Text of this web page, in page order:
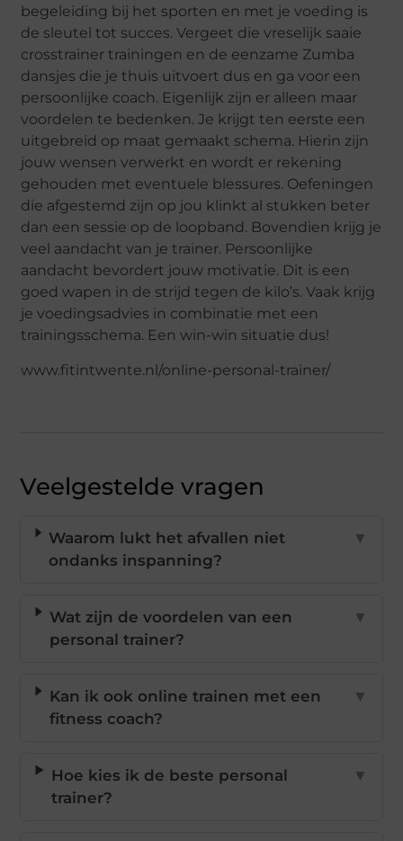
begeleiding bij het sporten en met je voeding is
de sleutel tot succes. Vergeet die vreselijk saaie
crosstrainer trainingen en de eenzame Zumba
dansjes die je thuis uitvoert dus en ga voor een
persoonlijke coach. Eigenlijk zijn er alleen maar
voordelen te bedenken. Je krijgt ten eerste een
uitgebreid op maat gemaakt schema. Hierin zijn
jouw wensen verwerkt en wordt er rekening
gehouden met eventuele blessures. Oefeningen
die afgestemd zijn op jou klinkt al stukken beter
dan een sessie op de loopband. Bovendien krijg je
veel aandacht van je trainer. Persoonlijke
aandacht bevordert jouw motivatie. Dit is een
goed wapen in de strijd tegen de kilo’s. Vaak krijg
je voedingsadvies in combinatie met een
trainingsschema. Een win-win situatie dus!
www.fitintwente.nl/online-personal-trainer/
Veelgestelde vragen
Waarom lukt het afvallen niet
ondanks inspanning?
▼
Wat zijn de voordelen van een
personal trainer?
▼
Kan ik ook online trainen met een
fitness coach?
▼
Hoe kies ik de beste personal
trainer?
▼